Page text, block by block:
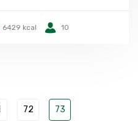
6429 kcal 10
72 73